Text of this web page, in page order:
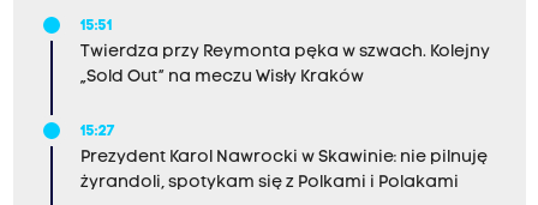
15:51
Twierdza przy Reymonta pęka w szwach. Kolejny
„Sold Out” na meczu Wisły Kraków
15:27
Prezydent Karol Nawrocki w Skawinie: nie pilnuję
żyrandoli, spotykam się z Polkami i Polakami